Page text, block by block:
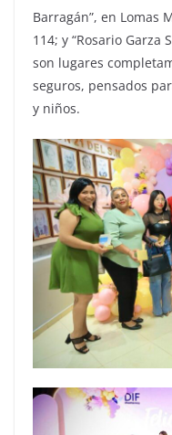
Barragán”, en Lomas
114; y “Rosario Garza
son lugares
seguros, pensados
y niños.